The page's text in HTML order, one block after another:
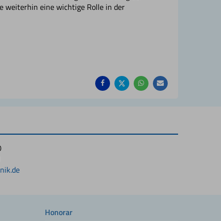
weiterhin eine wichtige Rolle in der
teilen teilen teilen
Honorar